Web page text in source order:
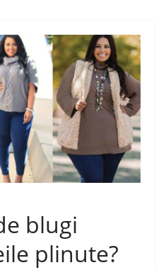
blugi
plinute?